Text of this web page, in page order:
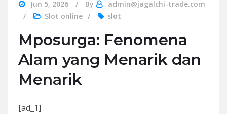
Jun 5, 2026 By
admin@jagalchi-trade.com
Slot online
slot
Mposurga: Fenomena
Alam yang Menarik dan
Menarik
[ad_1]